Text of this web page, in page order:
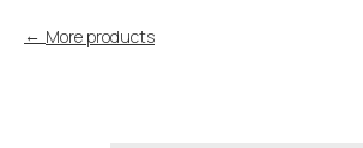
More products